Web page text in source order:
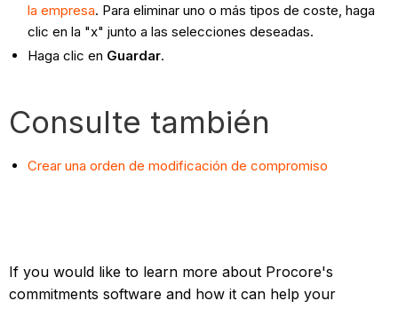
la empresa. Para eliminar uno o más tipos de coste, haga
clic en la "x" junto a las selecciones deseadas.
Haga clic en Guardar.
Consulte también
Crear una orden de modificación de compromiso
If you would like to learn more about Procore's
commitments software and how it can help your